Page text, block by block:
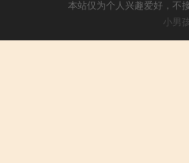
本站仅为个人兴趣爱好，不
小男孩